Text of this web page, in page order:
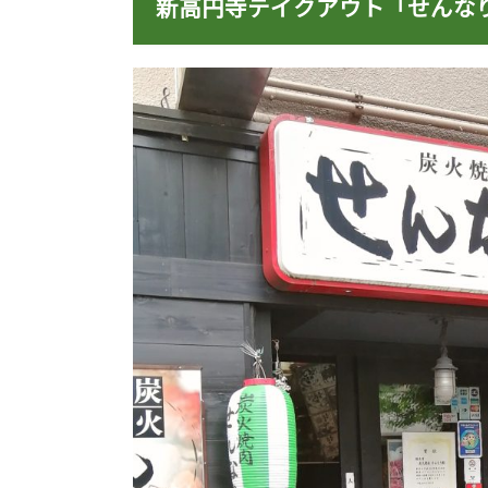
新高円寺テイクアウト「せんな